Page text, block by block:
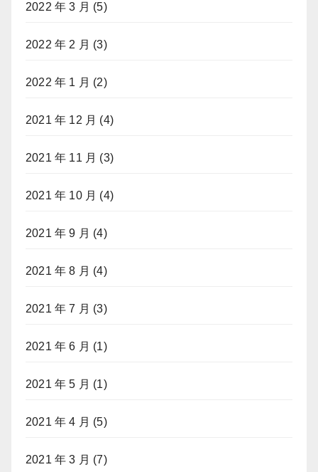
2022 年 3 月 (5)
2022 年 2 月 (3)
2022 年 1 月 (2)
2021 年 12 月 (4)
2021 年 11 月 (3)
2021 年 10 月 (4)
2021 年 9 月 (4)
2021 年 8 月 (4)
2021 年 7 月 (3)
2021 年 6 月 (1)
2021 年 5 月 (1)
2021 年 4 月 (5)
2021 年 3 月 (7)